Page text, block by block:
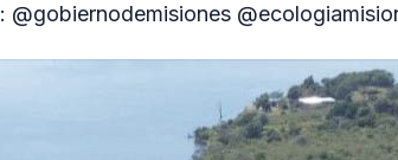
: @gobiernodemisiones